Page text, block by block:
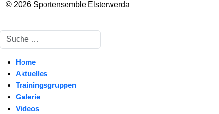
© 2026 Sportensemble Elsterwerda
Suchen
Home
Aktuelles
Trainingsgruppen
Galerie
Videos